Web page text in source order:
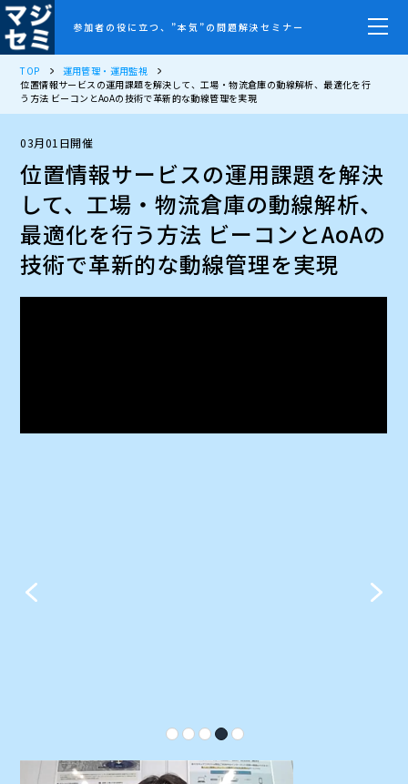
参加者の役に立つ、”本気”の問題解決セミナー
TOP
運用管理・運用監視
位置情報サービスの運用課題を解決して、工場・物流倉庫の動線解析、最適化を行
う方法 ビーコンとAoAの技術で革新的な動線管理を実現
03月01日開催
位置情報サービスの運用課題を解決
して、工場・物流倉庫の動線解析、
最適化を行う方法 ビーコンとAoAの
技術で革新的な動線管理を実現